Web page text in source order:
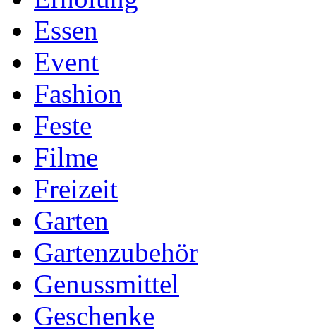
Essen
Event
Fashion
Feste
Filme
Freizeit
Garten
Gartenzubehör
Genussmittel
Geschenke